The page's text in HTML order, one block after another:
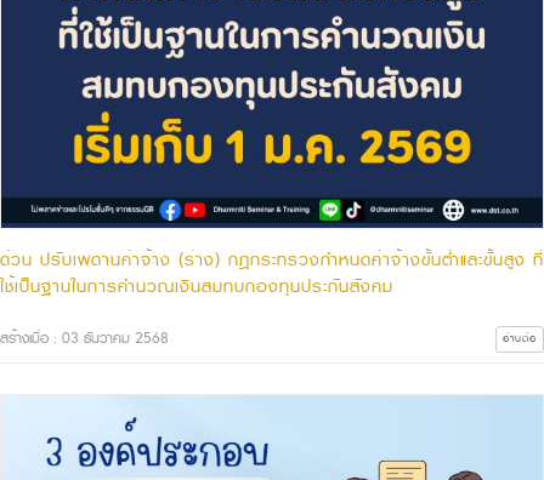
ด่วน ปรับเพดานค่าจ้าง (ร่าง) กฎกระทรวงกำหนดค่าจ้างขั้นต่ำและขั้นสูง ที่
ใช้เป็นฐานในการคำนวณเงินสมทบกองทุนประกันสังคม
สร้างเมื่อ : 03 ธันวาคม 2568 อ่านต่อ